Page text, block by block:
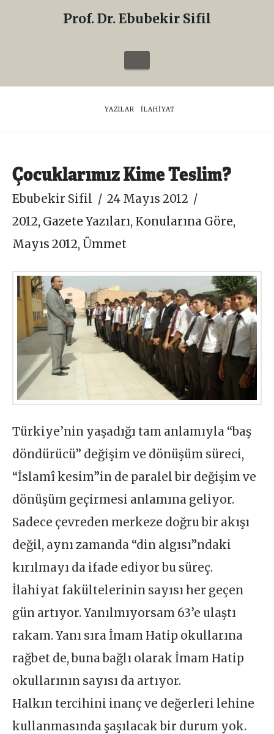
Sifil
Prof. Dr. Ebubekir Sifil
Navigation
HOME
YAZILAR İLAHIYAT
Çocuklarımız Kime Teslim?
Ebubekir Sifil
24 Mayıs 2012
2012, Gazete Yazıları, Konularına Göre,
Mayıs 2012, Ümmet
Türkiye’nin yaşadığı tam anlamıyla “baş
döndürücü” değişim ve dönüşüm süreci,
“İslamî kesim”in de paralel bir değişim ve
dönüşüm geçirmesi anlamına geliyor.
Sadece çevreden merkeze doğru bir akışı
değil, aynı zamanda “din algısı”ndaki
kırılmayı da ifade ediyor bu süreç.
İlahiyat fakültelerinin sayısı her geçen
gün artıyor. Yanılmıyorsam 63’e ulaştı
rakam. Yanı sıra İmam Hatip okullarına
rağbet de, buna bağlı olarak İmam Hatip
okullarının sayısı da artıyor.
Halkın tercihini inanç ve değerleri lehine
kullanmasında şaşılacak bir durum yok.